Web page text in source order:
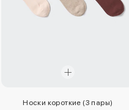
Носки короткие (3 пары)